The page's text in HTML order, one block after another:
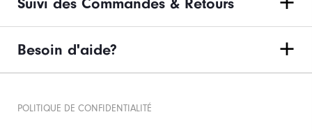
Besoin d'aide?
POLITIQUE DE CONFIDENTIALITÉ